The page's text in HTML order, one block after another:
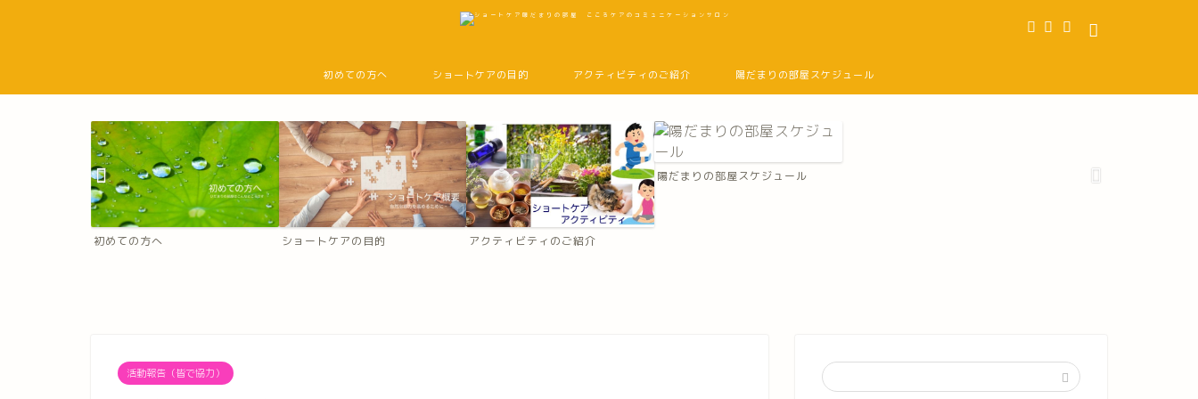
初めての方へ ショートケアの目的 アクティビティのご紹介 陽だまりの部屋スケジュール
初めての方へ ショートケアの目的 アクティビティのご紹介
陽だまりの部屋スケジュール
活動報告（皆で協力）